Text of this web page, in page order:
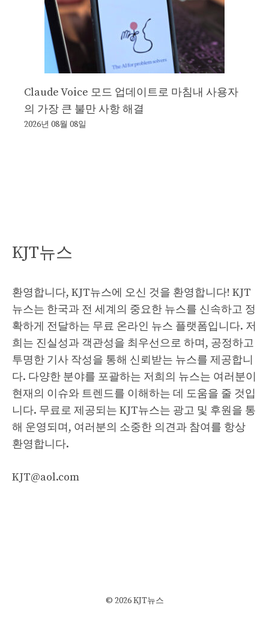
Claude Voice 모드 업데이트로 마침내 사용자
의 가장 큰 불만 사항 해결
2026년 08월 08일
KJT뉴스
환영합니다, KJT뉴스에 오신 것을 환영합니다! KJT
뉴스는 한국과 전 세계의 중요한 뉴스를 신속하고 정
확하게 전달하는 무료 온라인 뉴스 플랫폼입니다. 저
희는 진실성과 객관성을 최우선으로 하며, 공정하고
투명한 기사 작성을 통해 신뢰받는 뉴스를 제공합니
다. 다양한 분야를 포괄하는 저희의 뉴스는 여러분이
현재의 이슈와 트렌드를 이해하는 데 도움을 줄 것입
니다. 무료로 제공되는 KJT뉴스는 광고 및 후원을 통
해 운영되며, 여러분의 소중한 의견과 참여를 항상
환영합니다.
KJT@aol.com
© 2026 KJT뉴스